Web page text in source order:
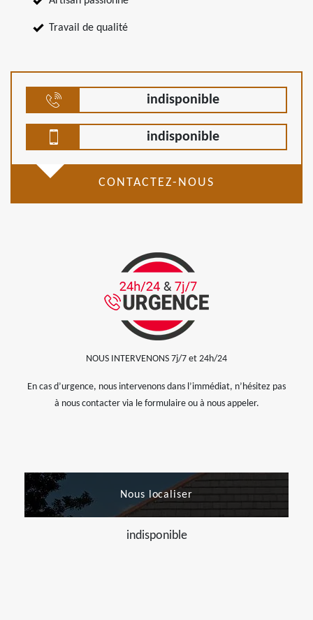
Travail de qualité
indisponible
indisponible
CONTACTEZ-NOUS
NOUS INTERVENONS 7j/7 et 24h/24
En cas d’urgence, nous intervenons dans l’immédiat, n’hésitez pas
à nous contacter via le formulaire ou à nous appeler.
Nous localiser
indisponible